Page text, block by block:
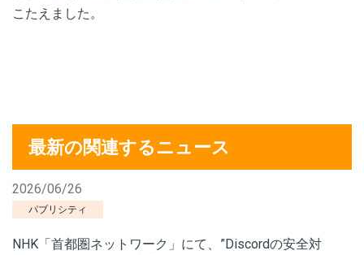
こたえました。
最新の関連するニュース
2026/06/26
パブリシティ
NHK「首都圏ネットワーク」にて、”Discordの安全対